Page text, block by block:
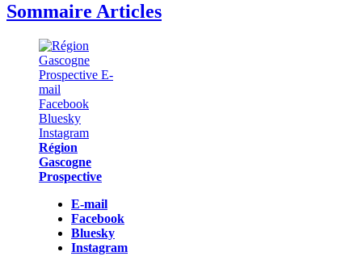
Sommaire Articles
Région
Gascogne
Prospective
E-mail
Facebook
Bluesky
Instagram